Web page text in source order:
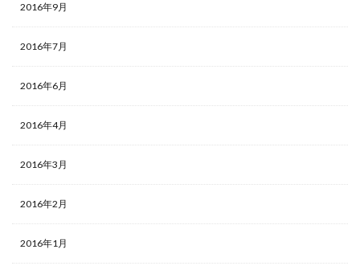
2016年9月
2016年7月
2016年6月
2016年4月
2016年3月
2016年2月
2016年1月